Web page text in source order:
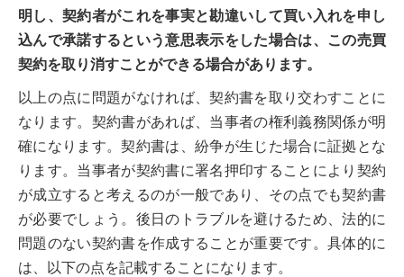
明し、契約者がこれを事実と勘違いして買い入れを申し
込んで承諾するという意思表示をした場合は、この売買
契約を取り消すことができる場合があります。
以上の点に問題がなければ、契約書を取り交わすことに
なります。契約書があれば、当事者の権利義務関係が明
確になります。契約書は、紛争が生じた場合に証拠とな
ります。当事者が契約書に署名押印することにより契約
が成立すると考えるのが一般であり、その点でも契約書
が必要でしょう。後日のトラブルを避けるため、法的に
問題のない契約書を作成することが重要です。具体的に
は、以下の点を記載することになります。